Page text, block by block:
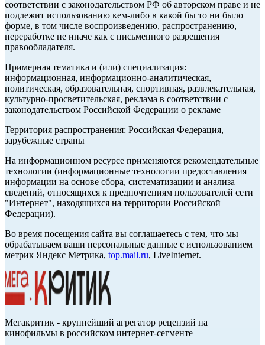
соответствии с законодательством РФ об авторском праве и не
подлежит использованию кем-либо в какой бы то ни было
форме, в том числе воспроизведению, распространению,
переработке не иначе как с письменного разрешения
правообладателя.
Примерная тематика и (или) специализация:
информационная, информационно-аналитическая,
политическая, образовательная, спортивная, развлекательная,
культурно-просветительская, реклама в соответствии с
законодательством Российской Федерации о рекламе
Территория распространения: Российская Федерация,
зарубежные страны
На информационном ресурсе применяются рекомендательные
технологии (информационные технологии предоставления
информации на основе сбора, систематизации и анализа
сведений, относящихся к предпочтениям пользователей сети
"Интернет", находящихся на территории Российской
Федерации).
Во время посещения сайта вы соглашаетесь с тем, что мы
обрабатываем ваши персональные данные с использованием
метрик Яндекс Метрика, top.mail.ru, LiveInternet.
Мегакритик - крупнейший агрегатор рецензий на
кинофильмы в российском интернет-сегменте